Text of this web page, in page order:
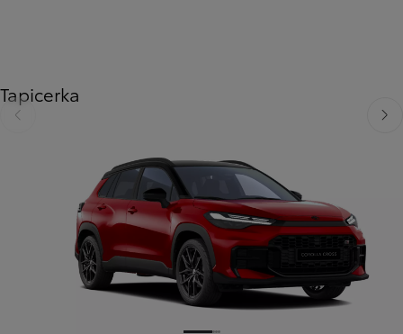
Tapicerka
Poprzedni